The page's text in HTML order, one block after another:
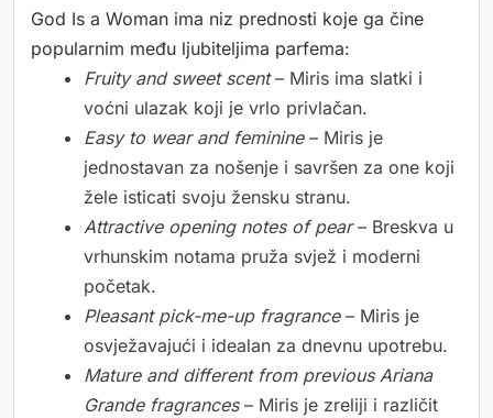
God Is a Woman ima niz prednosti koje ga čine
popularnim među ljubiteljima parfema:
Fruity and sweet scent– Miris ima slatki i
voćni ulazak koji je vrlo privlačan.
Easy to wear and feminine– Miris je
jednostavan za nošenje i savršen za one koji
žele isticati svoju žensku stranu.
Attractive opening notes of pear– Breskva u
vrhunskim notama pruža svjež i moderni
početak.
Pleasant pick-me-up fragrance– Miris je
osvježavajući i idealan za dnevnu upotrebu.
Mature and different from previous Ariana
Grande fragrances– Miris je zreliji i različit